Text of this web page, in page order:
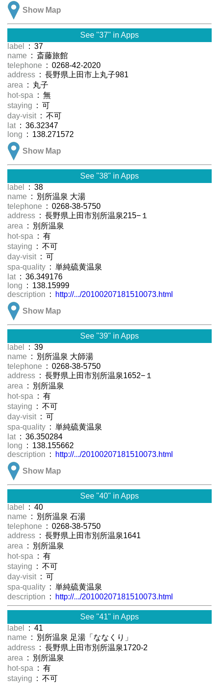
Show Map
See "37" in Apps
label
: 37
name : 斎藤旅館
telephone : 0268-42-2020
address : 長野県上田市上丸子981
area : 丸子
hot-spa : 無
staying : 可
day-visit : 不可
lat : 36.32347
long : 138.271572
Show Map
See "38" in Apps
label
: 38
name : 別所温泉 大湯
telephone : 0268-38-5750
address : 長野県上田市別所温泉215−１
area : 別所温泉
hot-spa : 有
staying : 不可
day-visit : 可
spa-quality : 単純硫黄温泉
lat : 36.349176
long : 138.15999
description :
http://.../20100207181510073.html
Show Map
See "39" in Apps
label
: 39
name : 別所温泉 大師湯
telephone : 0268-38-5750
address : 長野県上田市別所温泉1652−１
area : 別所温泉
hot-spa : 有
staying : 不可
day-visit : 可
spa-quality : 単純硫黄温泉
lat : 36.350284
long : 138.155662
description :
http://.../20100207181510073.html
Show Map
See "40" in Apps
label
: 40
name : 別所温泉 石湯
telephone : 0268-38-5750
address : 長野県上田市別所温泉1641
area : 別所温泉
hot-spa : 有
staying : 不可
day-visit : 可
spa-quality : 単純硫黄温泉
description : http://.../20100207181510073.html
See "41" in Apps
label
: 41
name : 別所温泉 足湯「ななくり」
address : 長野県上田市別所温泉1720-2
area : 別所温泉
hot-spa : 有
staying : 不可